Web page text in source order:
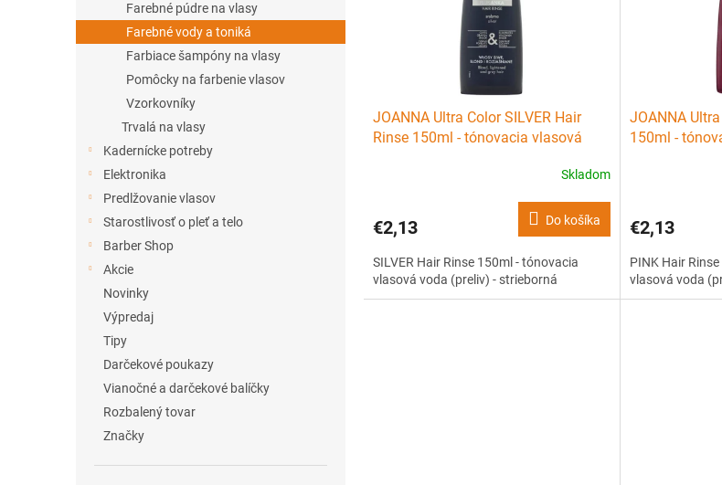
Farebné púdre na vlasy
Farebné vody a toniká
Farbiace šampóny na vlasy
Pomôcky na farbenie vlasov
Vzorkovníky
Trvalá na vlasy
Kadernícke potreby
Elektronika
Predlžovanie vlasov
Starostlivosť o pleť a telo
Barber Shop
Akcie
Novinky
Výpredaj
Tipy
Darčekové poukazy
Vianočné a darčekové balíčky
Rozbalený tovar
Značky
JOANNA Ultra Color SILVER Hair
Rinse 150ml - tónovacia vlasová
Skladom
€2,13 Do košíka
SILVER Hair Rinse 150ml - tónovacia
vlasová voda (preliv) - strieborná
JOANNA
150ml -
€2,13
PINK Hair
vlasová voda